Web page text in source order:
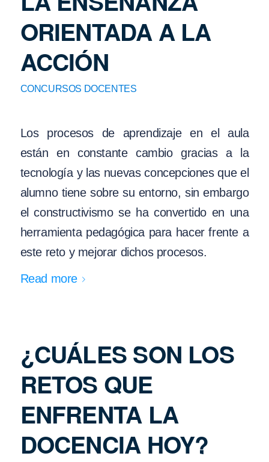
ORIENTADA A LA
ACCIÓN
CONCURSOS DOCENTES
Los procesos de aprendizaje en el aula
están en constante cambio gracias a la
tecnología y las nuevas concepciones que el
alumno tiene sobre su entorno, sin embargo
el constructivismo se ha convertido en una
herramienta pedagógica para hacer frente a
este reto y mejorar dichos procesos.
Read more
¿CUÁLES SON LOS
RETOS QUE
ENFRENTA LA
DOCENCIA HOY?